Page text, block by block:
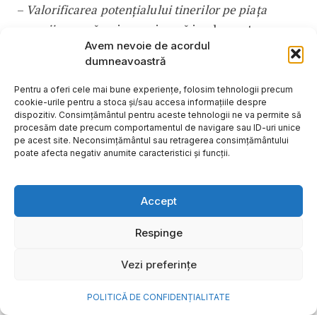
Avem nevoie de acordul
dumneavoastră
Pentru a oferi cele mai bune experiențe, folosim tehnologii precum
cookie-urile pentru a stoca și/sau accesa informațiile despre
dispozitiv. Consimțământul pentru aceste tehnologii ne va permite să
procesăm date precum comportamentul de navigare sau ID-uri unice
pe acest site. Neconsimțământul sau retragerea consimțământului
poate afecta negativ anumite caracteristici și funcții.
Accept
Respinge
Vezi preferințe
POLITICĂ DE CONFIDENȚIALITATE
– Valorificarea potențialului tinerilor pe piața
muncii
– cu măsuri care vizează implementarea
Garanției pentru Tineret consolidată
de competențe antreprenoriale, digitale și verzi,
precum și asigurarea sprijinului financiar pentru
demararea unei afaceri, oferind astfel surse de
finanțare din fonduri europene nerambursabile, pe
lângă cele de la bugetul național.
Apreciem că perioada de programare 2021-2027
este foarte importantă pentru dezvoltarea
economică a României, iar măsurile planificate în
sunt menite să ducă la
atingerea obiectivului general de creștere a